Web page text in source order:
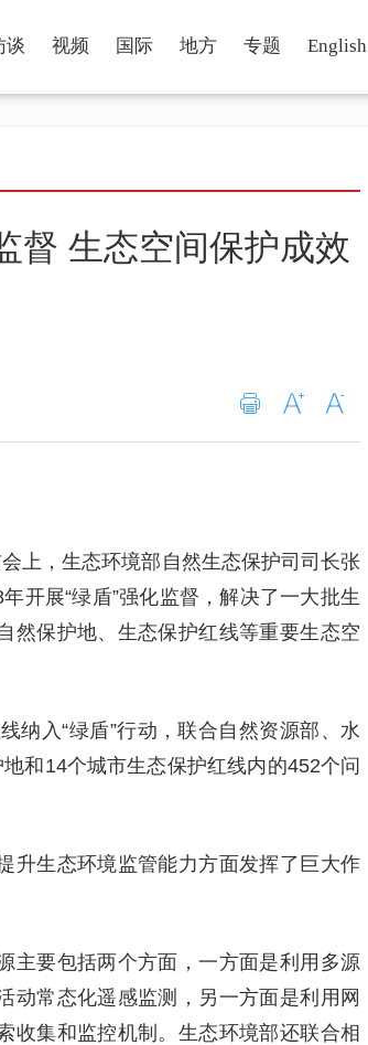
谈 视频 国际 地方 专题 English
督 生态空间保护成效
上，生态环境部自然生态保护司司长张
开展“绿盾”强化监督，解决了一大批生
然保护地、生态保护红线等重要生态空
纳入“绿盾”行动，联合自然资源部、水
和14个城市生态保护红线内的452个问
升生态环境监管能力方面发挥了巨大作
主要包括两个方面，一方面是利用多源
动常态化遥感监测，另一方面是利用网
收集和监控机制。生态环境部还联合相